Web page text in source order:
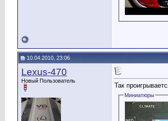
10.04.2010, 23:06
Lexus-470
Новый Пользователь
Так
Миниатюры